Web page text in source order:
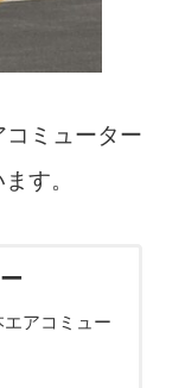
ミューター
す。
アコミュー